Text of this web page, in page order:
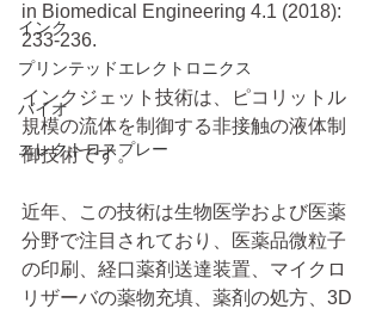
インク
プリンテッドエレクトロニクス
バイオ
エレクトロスプレー
in Biomedical Engineering 4.1 (2018):
233-236.
インクジェット技術は、ピコリットル
規模の流体を制御する非接触の液体制
御技術です。
近年、この技術は生物医学および医薬
分野で注目されており、医薬品微粒子
の印刷、経口薬剤送達装置、マイクロ
リザーバの薬物充填、薬剤の処方、3D